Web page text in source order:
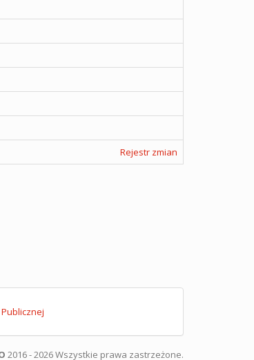
Rejestr zmian
2016 - 2026 Wszystkie prawa zastrzeżone.